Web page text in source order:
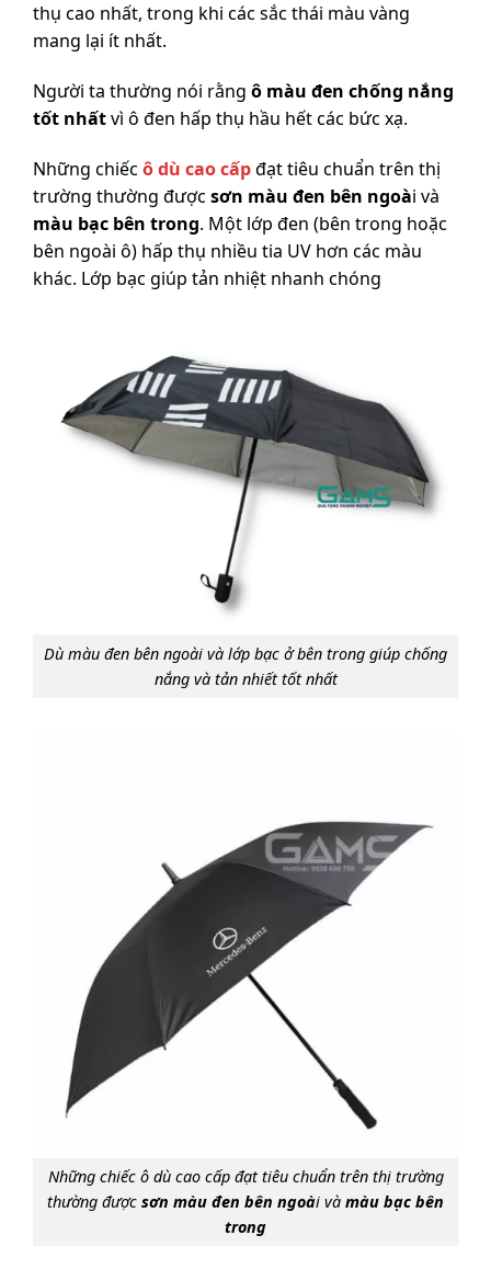
thụ cao nhất, trong khi các sắc thái màu vàng
mang lại ít nhất.
Người ta thường nói rằng ô màu đen chống nắng
tốt nhấtvì ô đen hấp thụ hầu hết các bức xạ.
Những chiếc ô dù cao cấpđạt tiêu chuẩn trên thị
trường thường được sơn màu đen bên ngoài và
màu bạc bên trong. Một lớp đen (bên trong hoặc
bên ngoài ô) hấp thụ nhiều tia UV hơn các màu
khác. Lớp bạc giúp tản nhiệt nhanh chóng
Dù màu đen bên ngoài và lớp bạc ở bên trong giúp chống
nắng và tản nhiết tốt nhất
Những chiếc ô dù cao cấp đạt tiêu chuẩn trên thị trường
thường được sơn màu đen bên ngoài và màu bạc bên
trong